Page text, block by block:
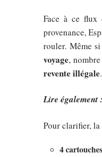
Face à ce
provenance,
rouler. Même
voyage,
revente illégale.
Lire également :
Pour clarifier, la
4